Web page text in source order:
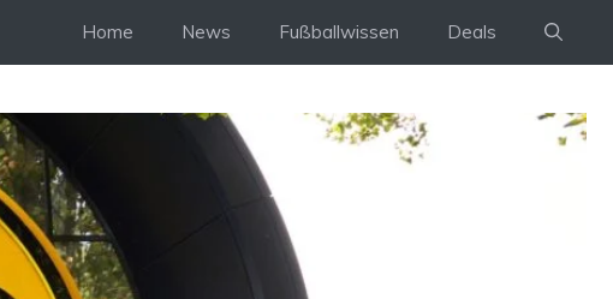
Home News Fußballwissen Deals